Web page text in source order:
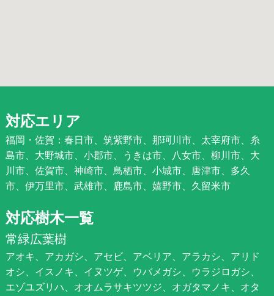
対応エリア
福岡・佐賀：春日市、筑紫野市、那珂川市、太宰府市、糸
島市、大野城市、小郡市、うきは市、八女市、柳川市、大
川市、佐賀市、神崎市、鳥栖市、小城市、唐津市、多久
市、伊万里市、武雄市、鹿島市、嬉野市、久留米市
対応樹木一覧
常緑広葉樹
アオキ、アカガシ、アセビ、アベリア、アラカシ、アリド
オシ、イスノキ、イヌツゲ、ウバメガシ、ウラジロガシ、
エゾユズリハ、オオムラサキツツジ、オガタマノキ、オタ